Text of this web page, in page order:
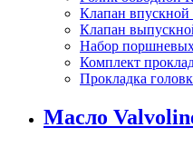
Клапан впускной
Клапан
Набор
Комплект
Прокладка
Масло